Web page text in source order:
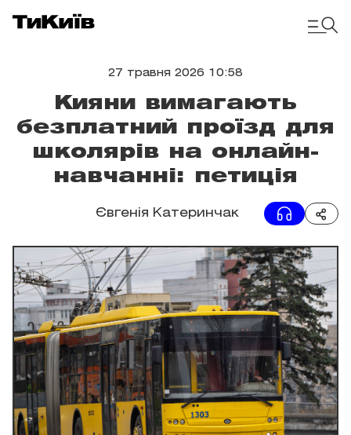
27 травня 2026 10:58
Кияни вимагають
безплатний проїзд для
школярів на онлайн-
навчанні: петиція
Євгенія Катеринчак